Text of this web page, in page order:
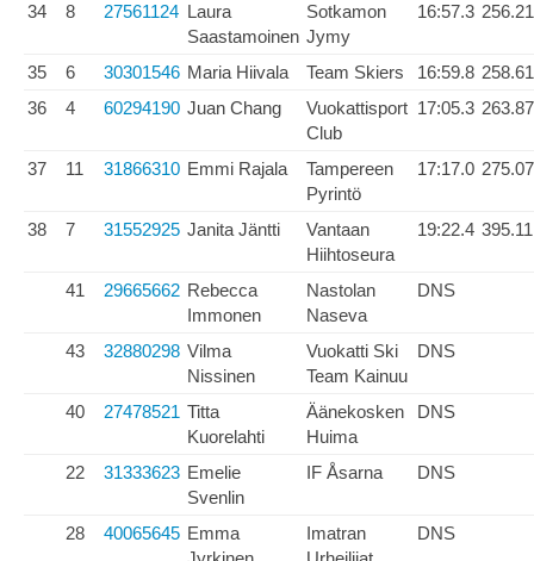
34
8 27561124 Laura
Saastamoinen
Sotkamon
Jymy
16:57.3 256.21
35 6 30301546 Maria Hiivala Team Skiers 16:59.8 258.61
36
4 60294190 Juan Chang
Vuokattisport
Club
17:05.3 263.87
37 11 31866310 Emmi Rajala
Tampereen
Pyrintö
17:17.0 275.07
38 7 31552925 Janita Jäntti
Vantaan
Hiihtoseura
19:22.4 395.11
41 29665662 Rebecca
Immonen
Nastolan
Naseva
DNS
43 32880298 Vilma
Nissinen
Vuokatti Ski
Team Kainuu
DNS
40 27478521 Titta
Kuorelahti
Äänekosken
Huima
DNS
22 31333623 Emelie
Svenlin
IF Åsarna DNS
28 40065645 Emma
Imatran
DNS